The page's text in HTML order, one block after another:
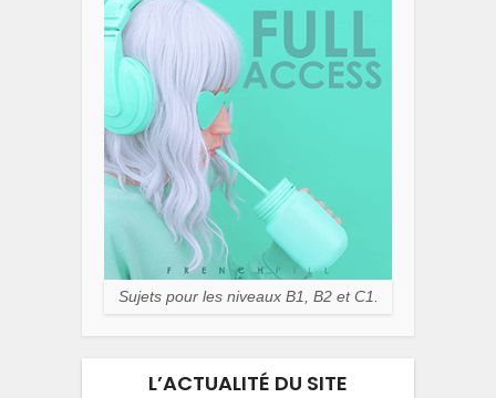
Sujets pour les niveaux B1, B2 et C1.
L’ACTUALITÉ DU SITE